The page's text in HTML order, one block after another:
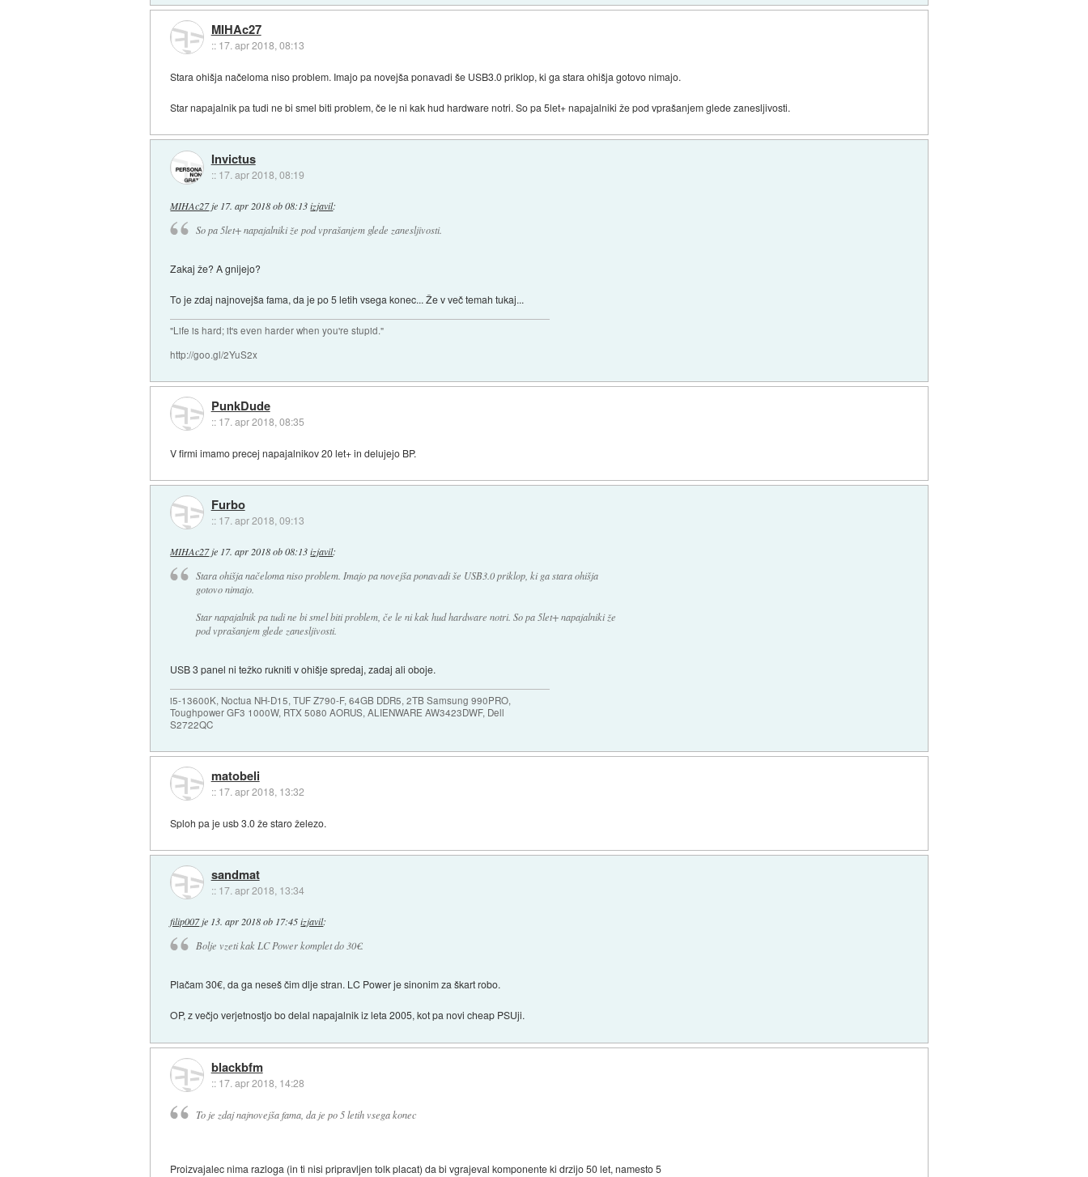
MIHAc27
:: 17. apr 2018, 08:13
Stara ohišja načeloma niso problem. Imajo pa novejša ponavadi še USB3.0 priklop, ki ga stara ohišja gotovo nimajo.
Star napajalnik pa tudi ne bi smel biti problem, če le ni kak hud hardware notri. So pa 5let+ napajalniki že pod vprašanjem glede zanesljivosti.
Invictus
:: 17. apr 2018, 08:19
MIHAc27je 17. apr 2018 ob 08:13 izjavil:
So pa 5let+ napajalniki že pod vprašanjem glede zanesljivosti.
Zakaj že? A gnijejo?
To je zdaj najnovejša fama, da je po 5 letih vsega konec... Že v več temah tukaj...
"Life is hard; it's even harder when you're stupid."
http://goo.gl/2YuS2x
PunkDude
:: 17. apr 2018, 08:35
V firmi imamo precej napajalnikov 20 let+ in delujejo BP.
Furbo
:: 17. apr 2018, 09:13
MIHAc27je 17. apr 2018 ob 08:13 izjavil:
Stara ohišja načeloma niso problem. Imajo pa novejša ponavadi še USB3.0 priklop, ki ga stara ohišja
gotovo nimajo.
Star napajalnik pa tudi ne bi smel biti problem, če le ni kak hud hardware notri. So pa 5let+ napajalniki že
pod vprašanjem glede zanesljivosti.
USB 3 panel ni težko rukniti v ohišje spredaj, zadaj ali oboje.
i5-13600K, Noctua NH-D15, TUF Z790-F, 64GB DDR5, 2TB Samsung 990PRO,
Toughpower GF3 1000W, RTX 5080 AORUS, ALIENWARE AW3423DWF, Dell
S2722QC
matobeli
:: 17. apr 2018, 13:32
Sploh pa je usb 3.0 že staro železo.
sandmat
:: 17. apr 2018, 13:34
filip007je 13. apr 2018 ob 17:45 izjavil:
Bolje vzeti kak LC Power komplet do 30€.
Plačam 30€, da ga neseš čim dlje stran. LC Power je sinonim za škart robo.
OP, z večjo verjetnostjo bo delal napajalnik iz leta 2005, kot pa novi cheap PSUji.
blackbfm
:: 17. apr 2018, 14:28
To je zdaj najnovejša fama, da je po 5 letih vsega konec
Proizvajalec nima razloga (in ti nisi pripravljen tolk placat) da bi vgrajeval komponente ki drzijo 50 let, namesto 5